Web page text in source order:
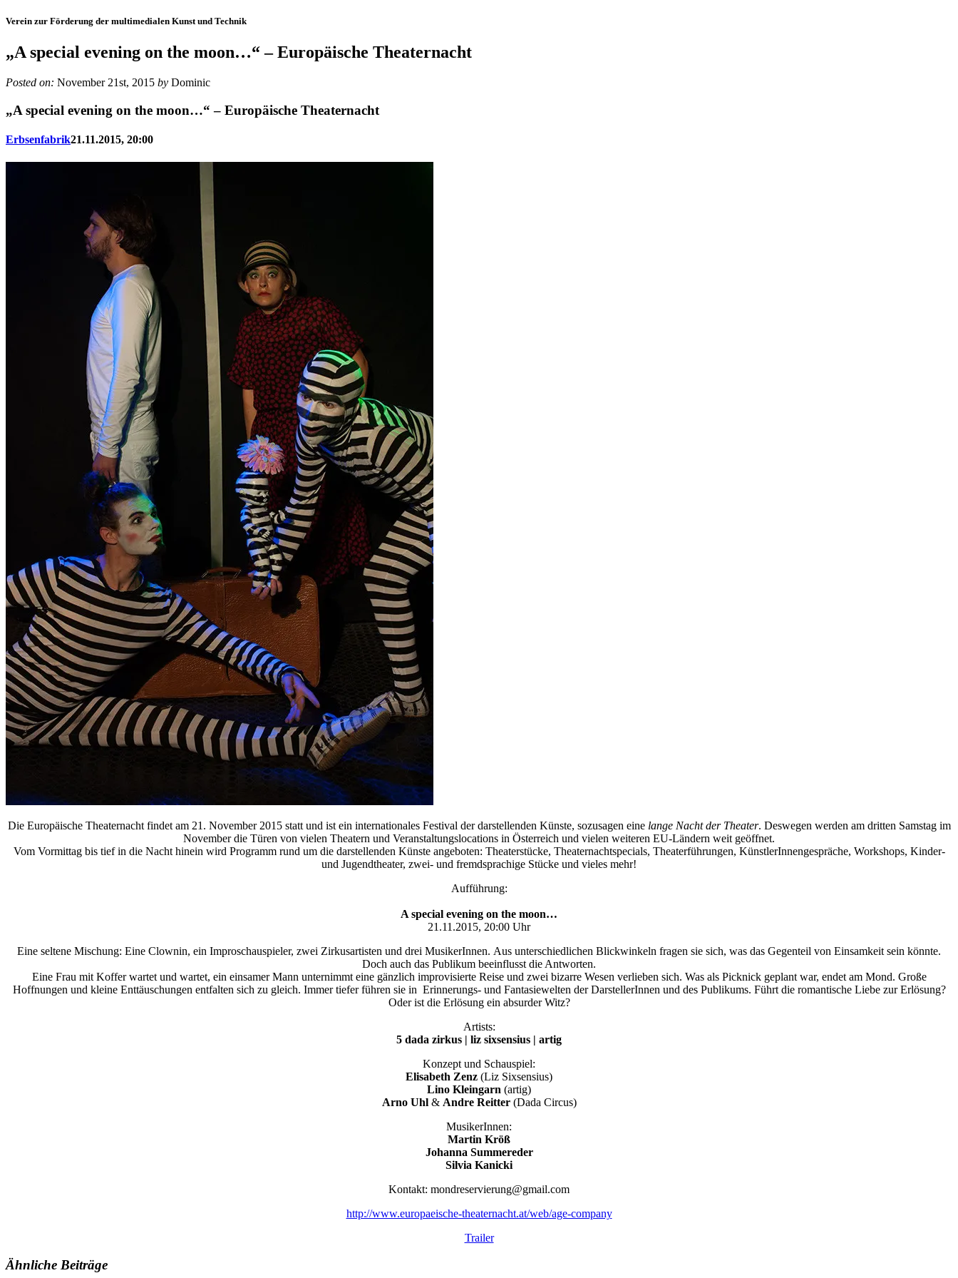
Verein zur Förderung der multimedialen Kunst und Technik
„A special evening on the moon…“ – Europäische Theaternacht
Posted on: November 21st, 2015 by Dominic
„A special evening on the moon…“ – Europäische Theaternacht
Erbsenfabrik21.11.2015, 20:00
Die Europäische Theaternacht findet am 21. November 2015 statt und ist ein internationales Festival der darstellenden Künste, sozusagen eine lange Nacht der Theater. Deswegen werden am dritten Samstag im
November die Türen von vielen Theatern und Veranstaltungslocations in Österreich und vielen weiteren EU-Ländern weit geöffnet.
Vom Vormittag bis tief in die Nacht hinein wird Programm rund um die darstellenden Künste angeboten: Theaterstücke, Theaternachtspecials, Theaterführungen, KünstlerInnengespräche, Workshops, Kinder-
und Jugendtheater, zwei- und fremdsprachige Stücke und vieles mehr!
Aufführung:
A special evening on the moon…
21.11.2015, 20:00 Uhr
Eine seltene Mischung: Eine Clownin, ein Improschauspieler, zwei Zirkusartisten und drei MusikerInnen. Aus unterschiedlichen Blickwinkeln fragen sie sich, was das Gegenteil von Einsamkeit sein könnte.
Doch auch das Publikum beeinflusst die Antworten.
Eine Frau mit Koffer wartet und wartet, ein einsamer Mann unternimmt eine gänzlich improvisierte Reise und zwei bizarre Wesen verlieben sich. Was als Picknick geplant war, endet am Mond. Große
Hoffnungen und kleine Enttäuschungen entfalten sich zu gleich. Immer tiefer führen sie in Erinnerungs- und Fantasiewelten der DarstellerInnen und des Publikums. Führt die romantische Liebe zur Erlösung?
Oder ist die Erlösung ein absurder Witz?
Artists:
5 dada zirkus | liz sixsensius | artig
Konzept und Schauspiel:
Elisabeth Zenz (Liz Sixsensius)
Lino Kleingarn (artig)
Arno Uhl& Andre Reitter(Dada Circus)
MusikerInnen:
Martin Kröß
Johanna Summereder
Silvia Kanicki
Kontakt: mondreservierung@gmail.com
http://www.europaeische-theaternacht.at/web/age-company
Trailer
Ähnliche Beiträge